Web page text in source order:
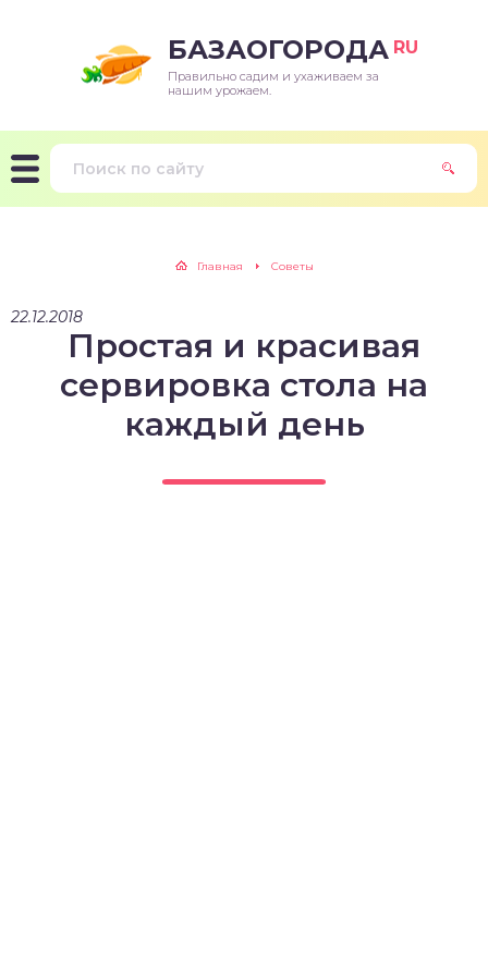
БАЗАОГОРОДА RU
Правильно садим и ухаживаем за
нашим урожаем.
Главная Советы
22.12.2018
Простая и красивая
сервировка стола на
каждый день